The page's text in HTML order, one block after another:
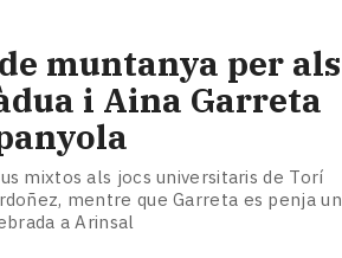
muntanya per als
i Aina Garreta
mixtos als jocs universitaris de Torí
mentre que Garreta es penja un
a Arinsal